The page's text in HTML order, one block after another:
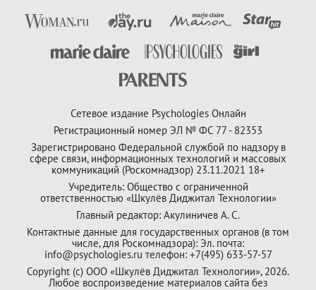
Сетевое издание Psychologies Онлайн
Регистрационный номер ЭЛ № ФС 77 - 82353
Зарегистрировано Федеральной службой по надзору в
сфере связи, информационных технологий и массовых
коммуникаций (Роскомнадзор) 23.11.2021 18+
Учредитель: Общество с ограниченной
ответственностью «Шкулёв Диджитал Технологии»
Главный редактор: Акулиничев А. С.
Контактные данные для государственных органов (в том
числе, для Роскомнадзора): Эл. почта:
info@psychologies.ru телефон: +7(495) 633-57-57
Copyright (с) ООО «Шкулёв Диджитал Технологии», 2026.
Любое воспроизведение материалов сайта без